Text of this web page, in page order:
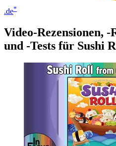
.de*
Video-Rezensionen,
und -Tests für Sushi